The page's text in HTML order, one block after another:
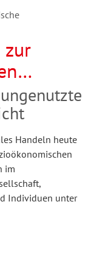
Handeln heute
im
Individuen unter